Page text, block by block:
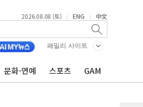
2026.08.08 (토) | ENG | 中文
패밀리 사이트
문화·연예 스포츠 GAM
피해·통제구간 없어